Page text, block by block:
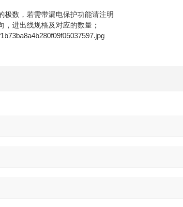
极数，若需带漏电保护功能请注明
进出线规格及对应的数量；